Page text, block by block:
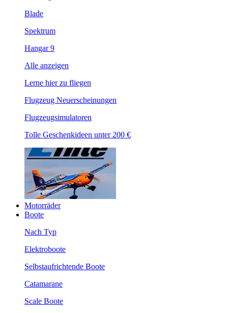
Blade
Spektrum
Hangar 9
Alle anzeigen
Lerne hier zu fliegen
Flugzeug Neuerscheinungen
Flugzeugsimulatoren
Tolle Geschenkideen unter 200 €
Motorräder
Boote
Nach Typ
Elektroboote
Selbstaufrichtende Boote
Catamarane
Scale Boote